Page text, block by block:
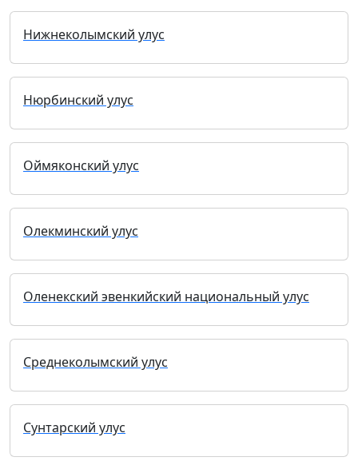
Нижнеколымский улус
Нюрбинский улус
Оймяконский улус
Олекминский улус
Оленекский эвенкийский национальный улус
Среднеколымский улус
Сунтарский улус